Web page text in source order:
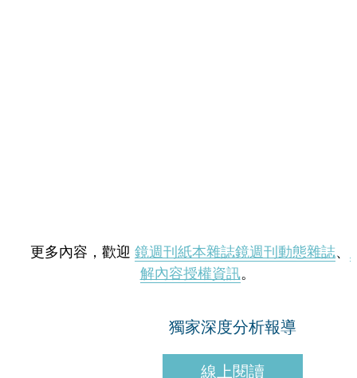
更多內容，歡迎 鏡週刊紙本雜誌鏡週刊動態雜誌、
解內容授權資訊。
獨家深度分析報導
線上閱讀